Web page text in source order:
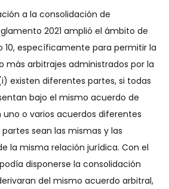
a la consolidación de
2021 amplió el ámbito de
10, específicamente para permitir la
más arbitrajes administrados por la
existen diferentes partes, si todas
bajo el mismo acuerdo de
o varios acuerdos diferentes
sean las mismas y las
la misma relación jurídica. Con el
disponerse la consolidación
del mismo acuerdo arbitral,